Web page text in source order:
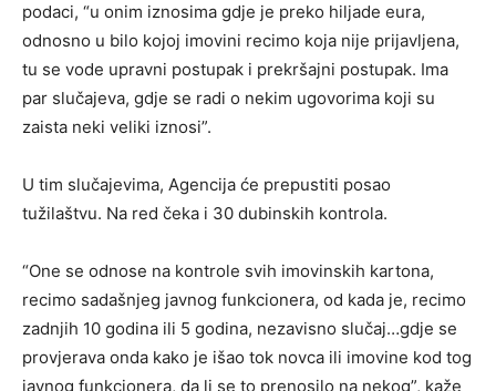
podaci, “u onim iznosima gdje je preko hiljade eura,
odnosno u bilo kojoj imovini recimo koja nije prijavljena,
tu se vode upravni postupak i prekršajni postupak. Ima
par slučajeva, gdje se radi o nekim ugovorima koji su
zaista neki veliki iznosi”.
U tim slučajevima, Agencija će prepustiti posao
tužilaštvu. Na red čeka i 30 dubinskih kontrola.
“One se odnose na kontrole svih imovinskih kartona,
recimo sadašnjeg javnog funkcionera, od kada je, recimo
zadnjih 10 godina ili 5 godina, nezavisno slučaj…gdje se
provjerava onda kako je išao tok novca ili imovine kod tog
javnog funkcionera, da li se to prenosilo na nekog”, kaže